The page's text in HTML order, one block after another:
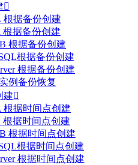

根据备份创建
根据备份创建
根据备份创建
根据备份创建
根据备份创建
例备份恢复
建
根据时间点创建
根据时间点创建
根据时间点创建
根据时间点创建
根据时间点创建